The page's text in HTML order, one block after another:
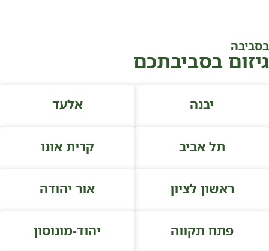
בסביבה
גיזום בסביבתכם
יבנה אלעד
תל אביב קרית אונו
ראשון לציון אור יהודה
פתח תקווה יהוד-מונוסון